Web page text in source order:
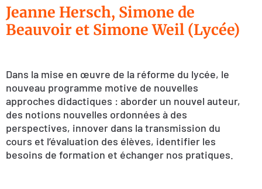
Jeanne Hersch, Simone de
Beauvoir et Simone Weil (Lycée)
Dans la mise en œuvre de la réforme du lycée, le
nouveau programme motive de nouvelles
approches didactiques : aborder un nouvel auteur,
des notions nouvelles ordonnées à des
perspectives, innover dans la transmission du
cours et l’évaluation des élèves, identifier les
besoins de formation et échanger nos pratiques.